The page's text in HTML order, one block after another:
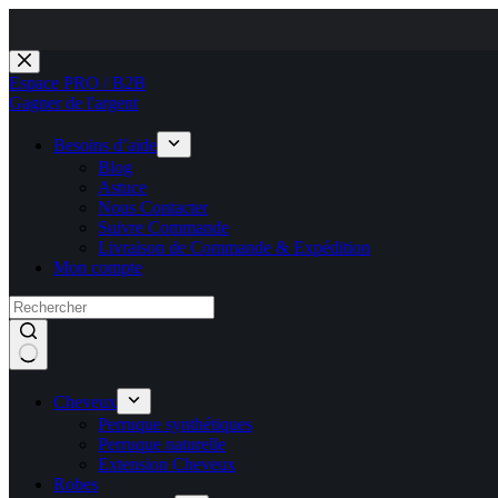
Passer
au
contenu
Espace PRO / B2B
Gagner de l'argent
Besoins d’aide
Blog
Astuce
Nous Contacter
Suivre Commande
Livraison de Commande & Expédition
Mon compte
Cheveux
Perruque synthétiques
Perruque naturelle
Extension Cheveux
Robes